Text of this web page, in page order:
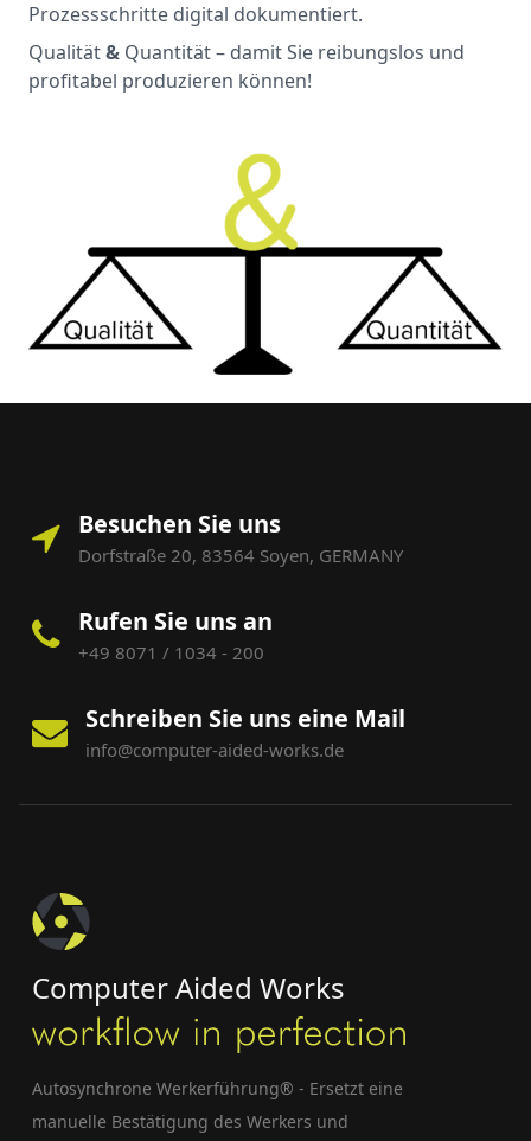
Prozessschritte digital dokumentiert.
Qualität& Quantität – damit Sie reibungslos und
profitabel produzieren können!
Besuchen Sie uns
Dorfstraße 20, 83564 Soyen, GERMANY
Rufen Sie uns an
+49 8071 / 1034 - 200
Schreiben Sie uns eine Mail
info@computer-aided-works.de
Computer Aided Works
Autosynchrone Werkerführung® - Ersetzt eine
manuelle Bestätigung des Werkers und